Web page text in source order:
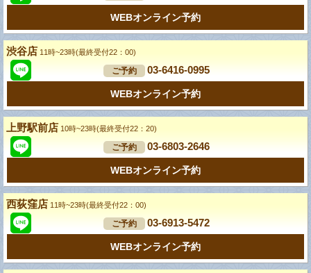
WEBオンライン予約
渋谷店 11時~23時(最終受付22：00)
ご予約 03-6416-0995
WEBオンライン予約
上野駅前店 10時~23時(最終受付22：20)
ご予約 03-6803-2646
WEBオンライン予約
西荻窪店 11時~23時(最終受付22：00)
ご予約 03-6913-5472
WEBオンライン予約